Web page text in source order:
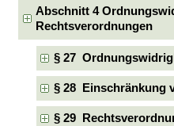
Abschnitt 4
Rechtsverordnungen
§ 27
§ 28 Einschränkung
§ 29